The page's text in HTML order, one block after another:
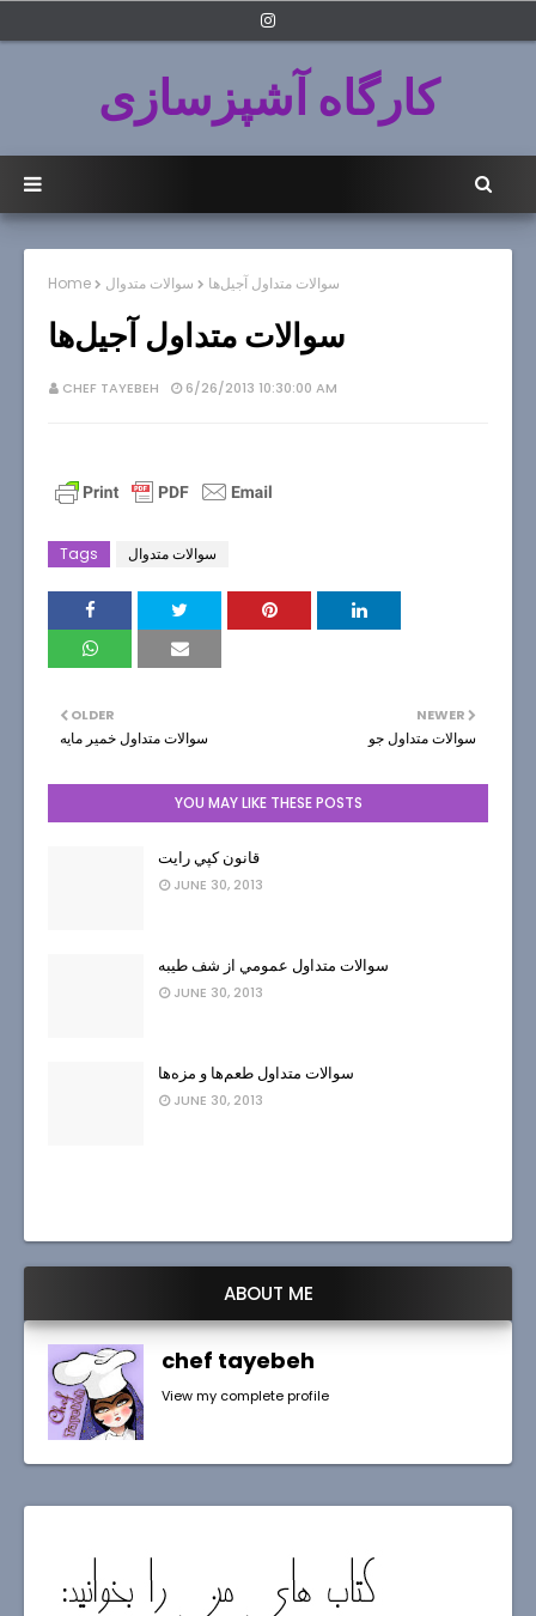
کارگاه آشپزسازی
Home سوالات متدوال سوالات متداول آجيل‌ها
سوالات متداول آجيل‌ها
CHEF TAYEBEH 6/26/2013 10:30:00 AM
Tags سوالات متدوال
NEWER
سوالات متداول جو
OLDER
سوالات متداول خمير مايه
YOU MAY LIKE THESE POSTS
قانون كپي رايت
JUNE 30, 2013
سوالات متداول عمومي از شف طيبه
JUNE 30, 2013
سوالات متداول طعم‌ها و مزه‌ها
JUNE 30, 2013
ABOUT ME
chef tayebeh
View my complete profile